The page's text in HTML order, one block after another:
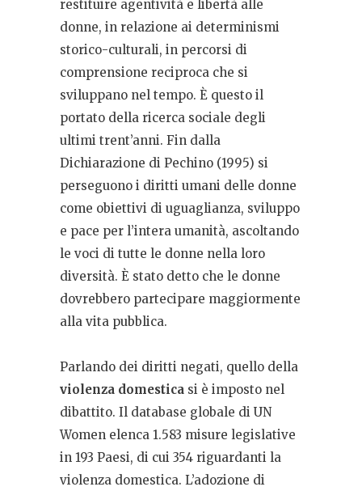
restituire agentività e libertà alle
donne, in relazione ai determinismi
storico-culturali, in percorsi di
comprensione reciproca che si
sviluppano nel tempo. È questo il
portato della ricerca sociale degli
ultimi trent’anni. Fin dalla
Dichiarazione di Pechino (1995) si
perseguono i diritti umani delle donne
come obiettivi di uguaglianza, sviluppo
e pace per l’intera umanità, ascoltando
le voci di tutte le donne nella loro
diversità. È stato detto che le donne
dovrebbero partecipare maggiormente
alla vita pubblica.
Parlando dei diritti negati, quello della
violenza domestica si è imposto nel
dibattito. Il database globale di UN
Women elenca 1.583 misure legislative
in 193 Paesi, di cui 354 riguardanti la
violenza domestica. L’adozione di